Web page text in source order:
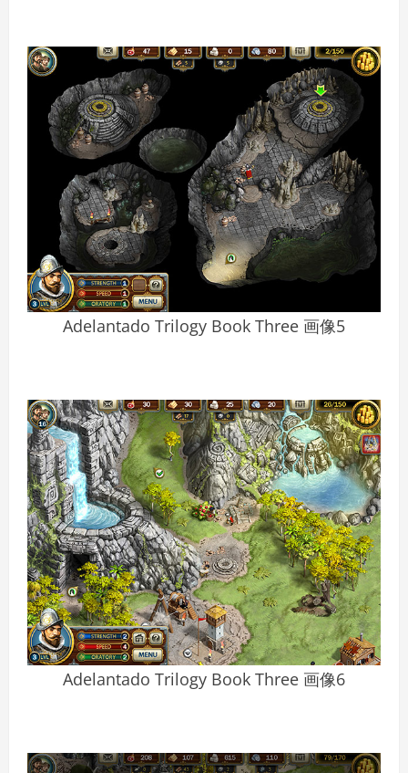
Adelantado Trilogy Book Three 画像5
Adelantado Trilogy Book Three 画像6